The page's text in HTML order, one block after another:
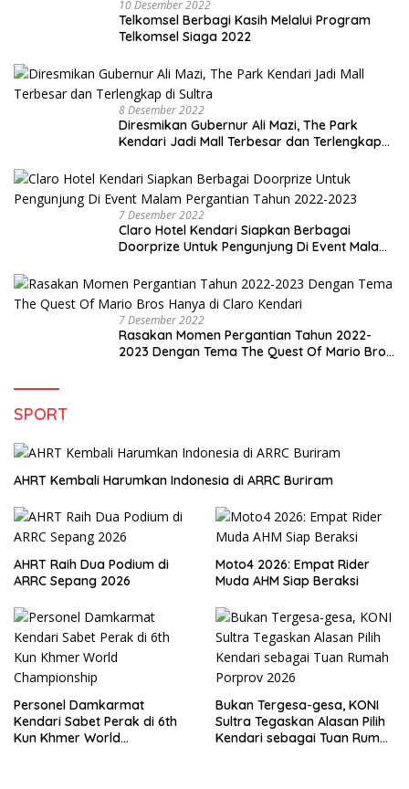
10 Desember 2022
Telkomsel Berbagi Kasih Melalui Program
Telkomsel Siaga 2022
8 Desember 2022
Diresmikan Gubernur Ali Mazi, The Park
Kendari Jadi Mall Terbesar dan Terlengkap
7 Desember 2022
Claro Hotel Kendari Siapkan Berbagai
Doorprize Untuk Pengunjung Di Event Malam
7 Desember 2022
Rasakan Momen Pergantian Tahun 2022-
2023 Dengan Tema The Quest Of Mario Bros
SPORT
AHRT Kembali Harumkan Indonesia di ARRC Buriram
AHRT Raih Dua Podium di
ARRC Sepang 2026
Moto4 2026: Empat Rider
Muda AHM Siap Beraksi
Personel Damkarmat
Kendari Sabet Perak di 6th
Kun Khmer World
Bukan Tergesa-gesa, KONI
Sultra Tegaskan Alasan Pilih
Kendari sebagai Tuan Rumah